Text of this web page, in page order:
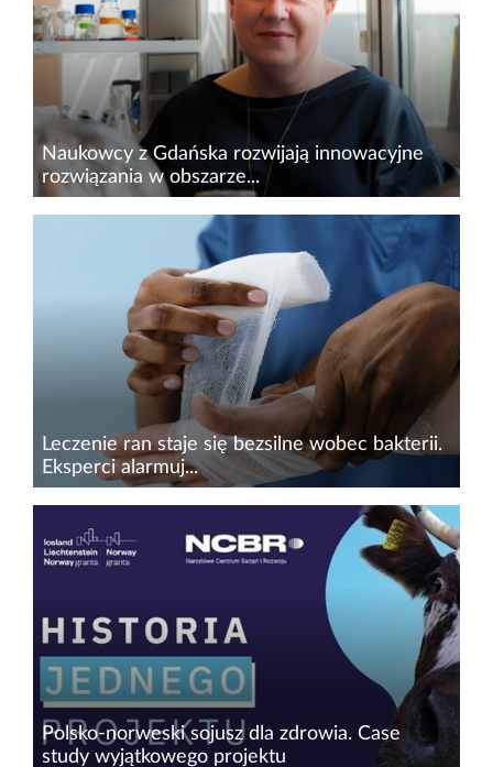
zimą, ma podłoże wirusowe i nie wymaga...
Naukowcy z Gdańska rozwijają innowacyjne
rozwiązania w obszarze...
Uniwersytet Gdański uzyskał znaczące
dofinansowanie w wysokości 11 697 052 zł na
realizację przełomowego projektu badawczo-
rozwojowego pt. „Kompozycja enzymatyczna do
zwalczania zakażeń i biofilmu...
Leczenie ran staje się bezsilne wobec bakterii.
Eksperci alarmuj...
Ponad połowa pacjentów z ranami zakażonymi
trafia do lekarza lub szpitala zbyt późno, a
blisko 1/3 jest leczona preparatami, które nie
przynoszą rezultatów. W Polsce brakuje nie
tylko procedur...
Polsko-norweski sojusz dla zdrowia. Case
study wyjątkowego projektu